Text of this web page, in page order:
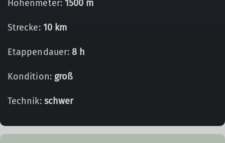
Höhenmeter: 1500 m
Strecke: 10 km
Etappendauer:8 h
Kondition: groß
Technik: schwer